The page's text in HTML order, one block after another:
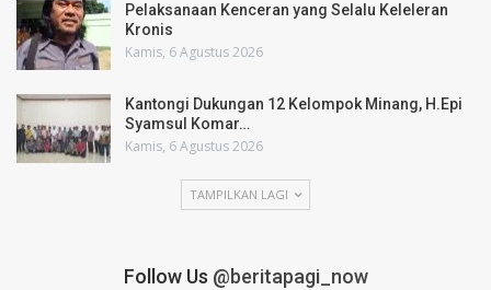
Pelaksanaan Kenceran yang Selalu Keleleran
Kronis
Kamis, 6 Agustus 2026
Kantongi Dukungan 12 Kelompok Minang, H.Epi
Syamsul Komar…
Kamis, 6 Agustus 2026
TAMPILKAN LAGI
Follow Us @beritapagi_now